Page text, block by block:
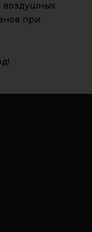
воздушных
при